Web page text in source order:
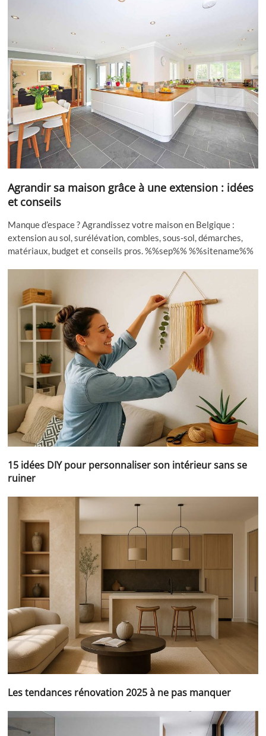
Agrandir sa maison grâce à une extension : idées
et conseils
Manque d’espace ? Agrandissez votre maison en Belgique :
extension au sol, surélévation, combles, sous-sol, démarches,
matériaux, budget et conseils pros. %%sep%% %%sitename%%
15 idées DIY pour personnaliser son intérieur sans se
ruiner
Les tendances rénovation 2025 à ne pas manquer